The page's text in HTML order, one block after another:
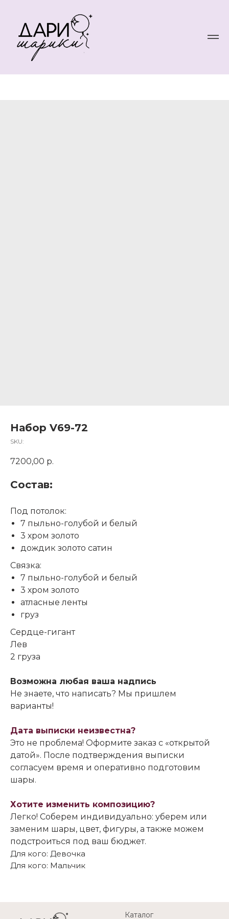
Набор V69-72
SKU:
7200,00 р.
Состав:
Под потолок:
7 пыльно-голубой и белый
3 хром золото
дождик золото сатин
Связка:
7 пыльно-голубой и белый
3 хром золото
атласные ленты
груз
Сердце-гигант
Лев
2 груза
Возможна любая ваша надпись
Не знаете, что написать? Мы пришлем
варианты!
Дата выписки неизвестна?
Это не проблема! Оформите заказ с «открытой
датой». После подтверждения выписки
согласуем время и оперативно подготовим
шары.
Хотите изменить композицию?
Легко! Соберем индивидуально: уберем или
заменим шары, цвет, фигуры, а также можем
подстроиться под ваш бюджет.
Для кого: Девочка
Для кого: Мальчик
Каталог